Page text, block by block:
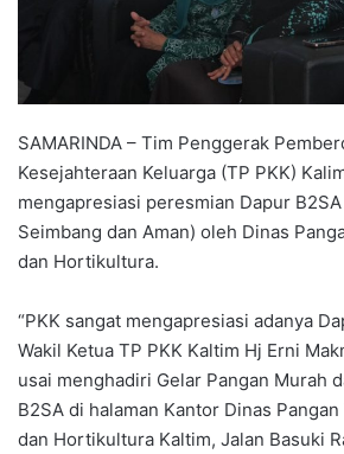
SAMARINDA – Tim Penggerak
Kesejahteraan Keluarga (TP PKK)
mengapresiasi peresmian Dapur
Seimbang dan Aman) oleh Dinas
dan Hortikultura.
“PKK sangat mengapresiasi adanya
Wakil Ketua TP PKK Kaltim Hj Erni
usai menghadiri Gelar Pangan Murah
B2SA di halaman Kantor Dinas Pangan
dan Hortikultura Kaltim, Jalan Basuki